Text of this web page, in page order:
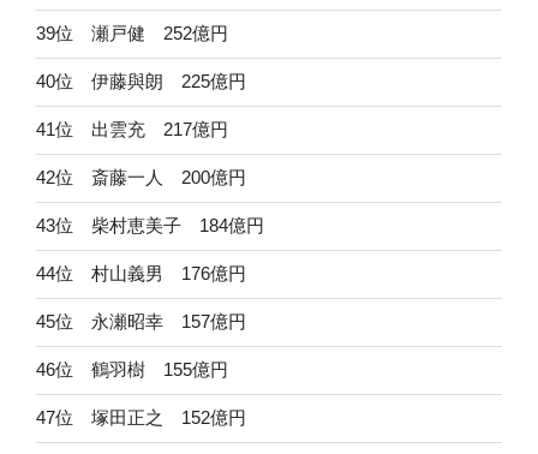
39位 瀬戸健 252億円
40位 伊藤與朗 225億円
41位 出雲充 217億円
42位 斎藤一人 200億円
43位 柴村恵美子 184億円
44位 村山義男 176億円
45位 永瀬昭幸 157億円
46位 鶴羽樹 155億円
47位 塚田正之 152億円